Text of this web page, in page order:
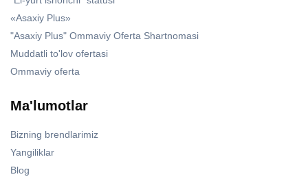
«Asaxiy Plus»
"Asaxiy Plus" Ommaviy Oferta Shartnomasi
Muddatli to'lov ofertasi
Ommaviy oferta
Ma'lumotlar
Bizning brendlarimiz
Yangiliklar
Blog